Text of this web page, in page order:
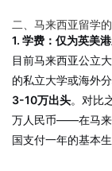
二、马来西亚留学
1. 学费：仅为英美
目前马来西亚公立
的私立大学或海外
3-10万出头。对比
万人民币——在马来
国支付一年的基本生